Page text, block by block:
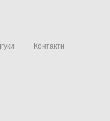
Контакти